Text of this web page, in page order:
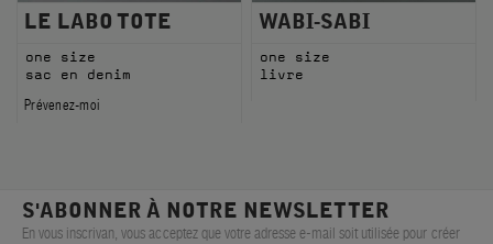
LE LABO TOTE
one size
sac en denim
Prévenez-moi
WABI-SABI
one size
livre
S'ABONNER À NOTRE NEWSLETTER
En vous inscrivan, vous acceptez que votre adresse e-mail soit utilisée pour créer